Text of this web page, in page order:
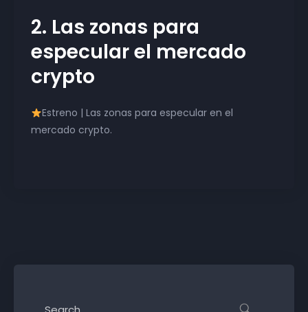
2. Las zonas para
especular el mercado
crypto
Estreno | Las zonas para especular en el
mercado crypto.